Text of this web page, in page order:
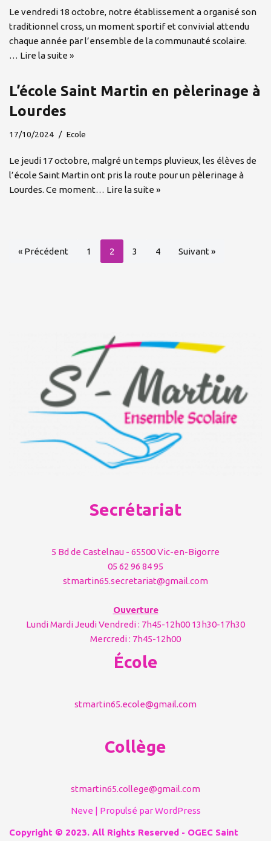
Le vendredi 18 octobre, notre établissement a organisé son
traditionnel cross, un moment sportif et convivial attendu
chaque année par l’ensemble de la communauté scolaire.
… Lire la suite »
L’école Saint Martin en pèlerinage à
Lourdes
17/10/2024 Ecole
Le jeudi 17 octobre, malgré un temps pluvieux, les élèves de
l’école Saint Martin ont pris la route pour un pèlerinage à
Lourdes. Ce moment… Lire la suite »
« Précédent 1 2 3 4 Suivant »
Secrétariat
5 Bd de Castelnau - 65500 Vic-en-Bigorre
05 62 96 84 95
stmartin65.secretariat@gmail.com
Ouverture
Lundi Mardi Jeudi Vendredi : 7h45-12h00 13h30-17h30
Mercredi : 7h45-12h00
École
stmartin65.ecole@gmail.com
Collège
stmartin65.college@gmail.com
Neve | Propulsé parWordPress
Copyright © 2023. All Rights Reserved - OGEC Saint